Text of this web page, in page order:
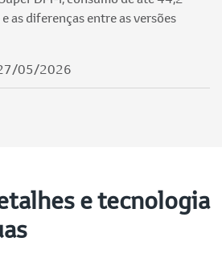
as diferenças entre as versões
27/05/2026
e tecnologia